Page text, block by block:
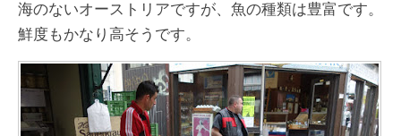
海のないオーストリアですが、魚の種類は豊富です。
鮮度もかなり高そうです。